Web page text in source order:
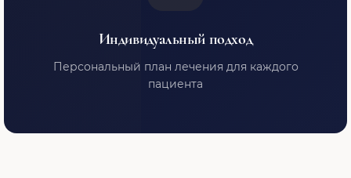
Индивидуальный подход
Персональный план лечения для каждого
пациента